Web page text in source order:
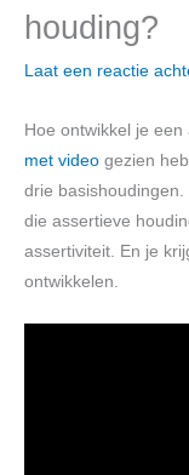
houding?
Laat een reactie
Hoe ontwikkel je
met video gezien
drie
die assertieve
assertiviteit. En je
ontwikkelen.